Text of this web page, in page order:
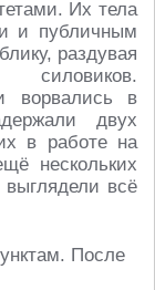
Их тела
и публичным
раздувая
ворвались в
двух
в работе на
нескольких
всё